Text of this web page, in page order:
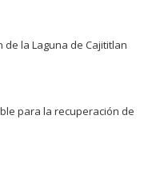
la Laguna de Cajititlan
para la recuperación de